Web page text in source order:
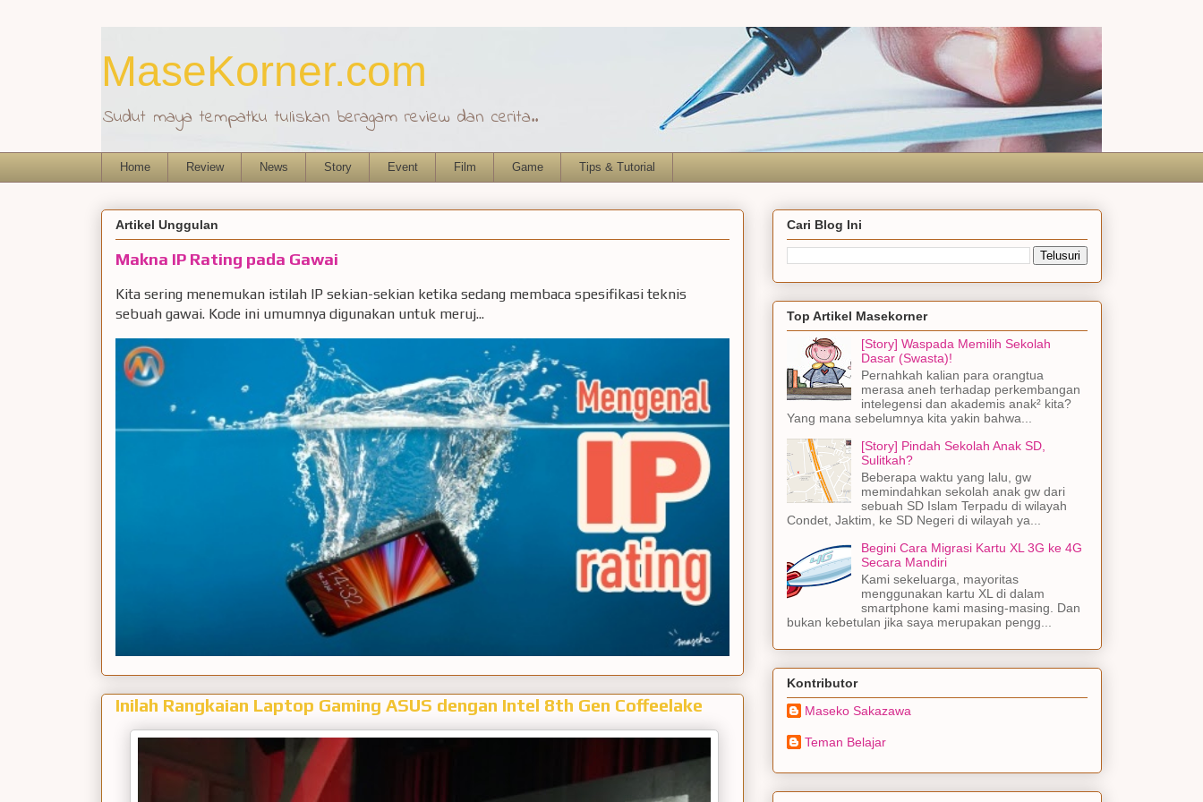
MaseKorner.com
Sudut maya tempatku tuliskan beragam review dan cerita..
Home Review News Story Event Film Game Tips & Tutorial
Artikel Unggulan
Makna IP Rating pada Gawai
Kita sering menemukan istilah IP sekian-sekian ketika sedang membaca spesifikasi teknis
sebuah gawai. Kode ini umumnya digunakan untuk meruj...
Inilah Rangkaian Laptop Gaming ASUS dengan Intel 8th Gen Coffeelake
Cari Blog Ini
Top Artikel Masekorner
[Story] Waspada Memilih Sekolah
Dasar (Swasta)!
Pernahkah kalian para orangtua
merasa aneh terhadap perkembangan
intelegensi dan akademis anak² kita?
Yang mana sebelumnya kita yakin bahwa...
[Story] Pindah Sekolah Anak SD,
Sulitkah?
Beberapa waktu yang lalu, gw
memindahkan sekolah anak gw dari
sebuah SD Islam Terpadu di wilayah
Condet, Jaktim, ke SD Negeri di wilayah ya...
Begini Cara Migrasi Kartu XL 3G ke 4G
Secara Mandiri
Kami sekeluarga, mayoritas
menggunakan kartu XL di dalam
smartphone kami masing-masing. Dan
bukan kebetulan jika saya merupakan pengg...
Kontributor
Maseko Sakazawa
Teman Belajar